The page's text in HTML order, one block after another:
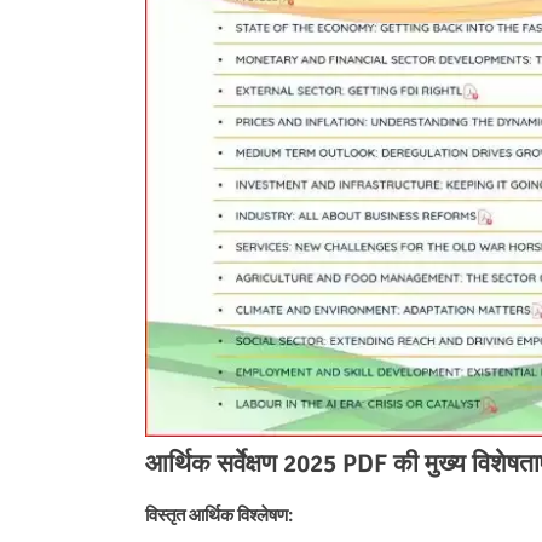
आर्थिक सर्वेक्षण 2025 PDF की मुख्य
विस्तृत आर्थिक विश्लेषण: